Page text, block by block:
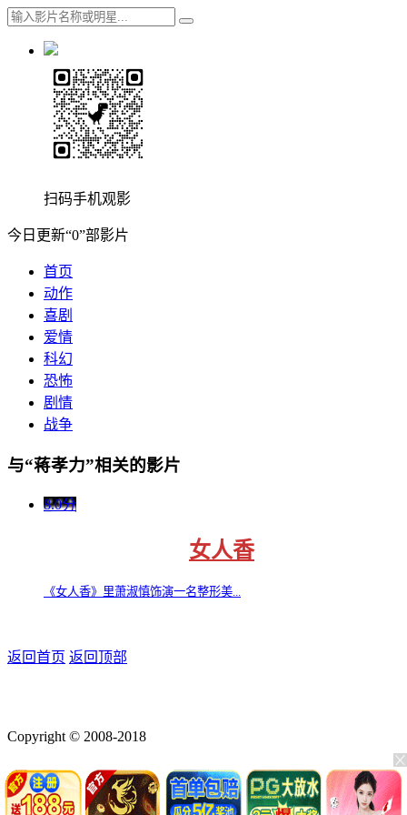
扫码手机观影
今日更新“0”部影片
首页
动作
喜剧
爱情
科幻
恐怖
剧情
战争
与“蒋孝力”相关的影片
8.0分
女人香
《女人香》里萧淑慎饰演一名整形美...
返回首页 返回顶部
Copyright © 2008-2018